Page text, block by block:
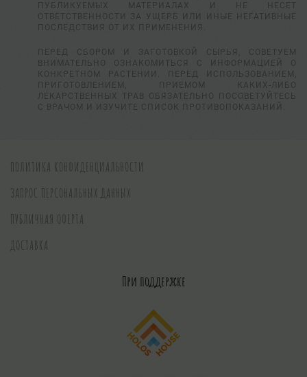
ПУБЛИКУЕМЫХ МАТЕРИАЛАХ И НЕ НЕСЕТ
ОТВЕТСТВЕННОСТИ ЗА УЩЕРБ ИЛИ ИНЫЕ НЕГАТИВНЫЕ
ПОСЛЕДСТВИЯ ОТ ИХ ПРИМЕНЕНИЯ.
ПЕРЕД СБОРОМ И ЗАГОТОВКОЙ СЫРЬЯ, СОВЕТУЕМ
ВНИМАТЕЛЬНО ОЗНАКОМИТЬСЯ С ИНФОРМАЦИЕЙ О
КОНКРЕТНОМ РАСТЕНИИ. ПЕРЕД ИСПОЛЬЗОВАНИЕМ,
ПРИГОТОВЛЕНИЕМ, ПРИЕМОМ КАКИХ-ЛИБО
ЛЕКАРСТВЕННЫХ ТРАВ ОБЯЗАТЕЛЬНО ПОСОВЕТУЙТЕСЬ
С ВРАЧОМ И ИЗУЧИТЕ СПИСОК ПРОТИВОПОКАЗАНИЙ.
ПОЛИТИКА КОНФИДЕНЦИАЛЬНОСТИ
ЗАПРОС ПЕРСОНАЛЬНЫХ ДАННЫХ
ПУБЛИЧНАЯ ОФЕРТА
ДОСТАВКА
При поддержке